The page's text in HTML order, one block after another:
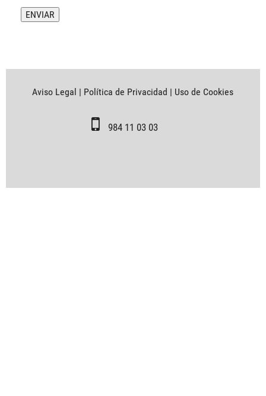
Aviso Legal | Política de Privacidad | Uso de Cookies
984 11 03 03